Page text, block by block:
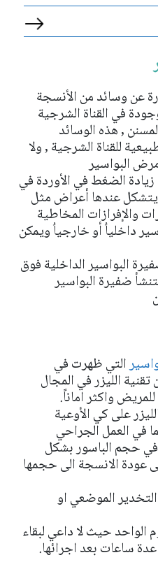
عن وسائد من الأنسجة
في القناة الشرجية
, هذه الوسائد
للقناة الشرجية , ولا
البواسير
الضغط في الأوردة في
عندها أعراض مثل
والإفرازات المخاطية
داخلياُ أو خارجياُ ويمكن
البواسير الداخلية فوق
ضفيرة البواسير
التي ظهرت في
الليزر في المجال
واكثر اماناً.
على كي الأوعية
في العمل الجراحي
حجم الباسور بشكل
عودة الانسجة الى حجمها
الموضعي او
حيث لا داعي لبقاء
ساعات بعد اجرائها.